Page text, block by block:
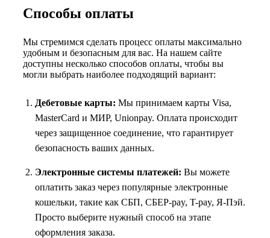
Способы оплаты
Мы стремимся сделать процесс оплаты максимально
удобным и безопасным для вас. На нашем сайте
доступны несколько способов оплаты, чтобы вы
могли выбрать наиболее подходящий вариант:
Дебетовые карты: Мы принимаем карты Visa,
MasterCard и МИР, Unionpay. Оплата происходит
через защищенное соединение, что гарантирует
безопасность ваших данных.
Электронные системы платежей: Вы можете
оплатить заказ через популярные электронные
кошельки, такие как СБП, СБЕР-pay, T-pay, Я-Пэй.
Просто выберите нужный способ на этапе
оформления заказа.